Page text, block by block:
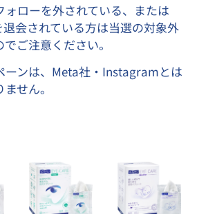
ォローを外されている、または
会されている方は当選の対象外
ご注意ください。
ーンは、Meta社・Instagramとは
せん。